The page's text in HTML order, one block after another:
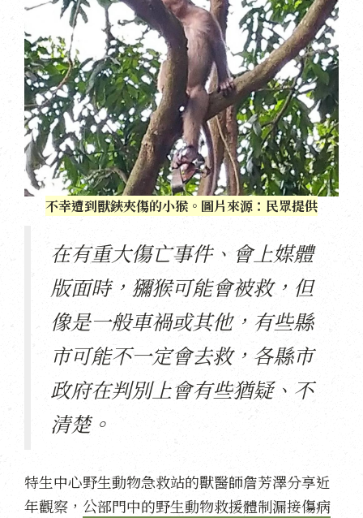
不幸遭到獸鋏夾傷的小猴。圖片來源：民眾提供
在有重大傷亡事件、會上媒體
版面時，獼猴可能會被救，但
像是一般車禍或其他，有些縣
市可能不一定會去救，各縣市
政府在判別上會有些猶疑、不
清楚。
特生中心野生動物急救站的獸醫師詹芳澤分享近
年觀察， 公部門中的野生動物救援體制漏接傷病